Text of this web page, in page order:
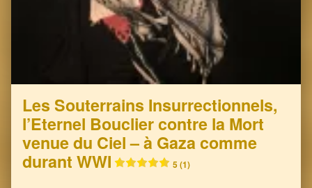
Les Souterrains Insurrectionnels,
l’Eternel Bouclier contre la Mort
venue du Ciel – à Gaza comme
durant WWI
5 (1)